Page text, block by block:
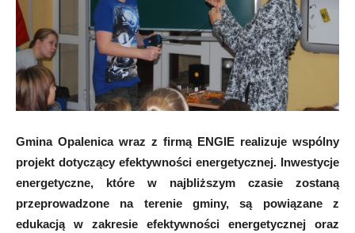
Gmina Opalenica wraz z firmą ENGIE realizuje wspólny
projekt dotyczący efektywności energetycznej. Inwestycje
energetyczne, które w najbliższym czasie zostaną
przeprowadzone na terenie gminy, są powiązane z
edukacją w zakresie efektywności energetycznej oraz